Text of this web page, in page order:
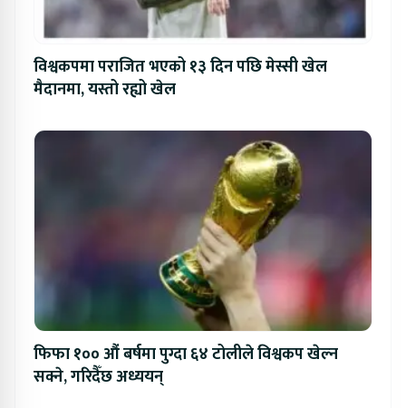
विश्वकपमा पराजित भएको १३ दिन पछि मेस्सी खेल
मैदानमा, यस्तो रह्यो खेल
फिफा १०० औं बर्षमा पुग्दा ६४ टोलीले विश्वकप खेल्न
सक्ने, गरिदैँछ अध्ययन्